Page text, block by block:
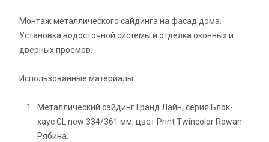
Монтаж металлического сайдинга на фасад дома.
Установка водосточной системы и отделка оконных и
дверных проемов.
Использованные материалы:
Металлический сайдинг Гранд Лайн, серия Блок-
хаус GL new 334/361 мм, цвет Print Twincolor Rowan
Рябина.